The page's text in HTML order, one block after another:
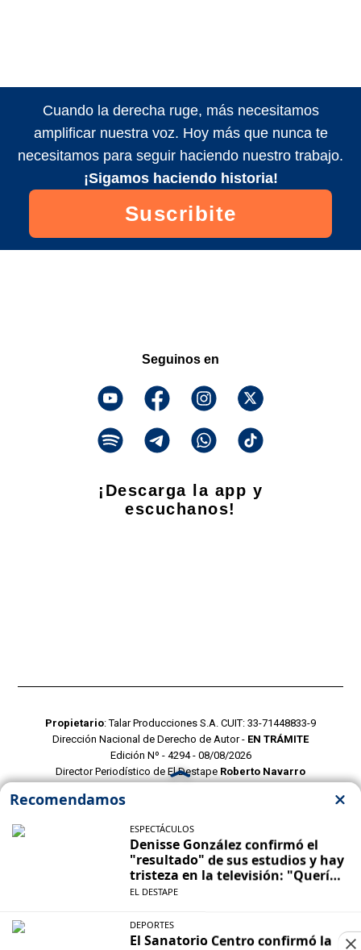
Cuando la derecha ruge, más necesitamos
amplificar nuestra voz. Hoy más que nunca te
necesitamos para seguir haciendo nuestro trabajo.
¡Sigamos haciendo historia!
Suscribite
Seguinos en
¡Descarga la app y
escuchanos!
Propietario: Talar Producciones S.A. CUIT: 33-71448833-9
Dirección Nacional de Derecho de Autor - EN TRÁMITE
Edición Nº - 4294 - 08/08/2026
Director Periodístico de El Destape Roberto Navarro
POLITICAS DE PRIVACIDAD
CONTACTO COMERCIAL
CONTACTO EDITORIAL
Mustang Cloud- CMS para portales de noticias